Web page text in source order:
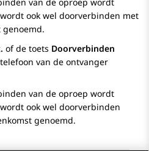
ook wel doorverbinden met
genoemd.
of de toets Doorverbinden
van de ontvanger
van de oproep wordt
ook wel doorverbinden
genoemd.